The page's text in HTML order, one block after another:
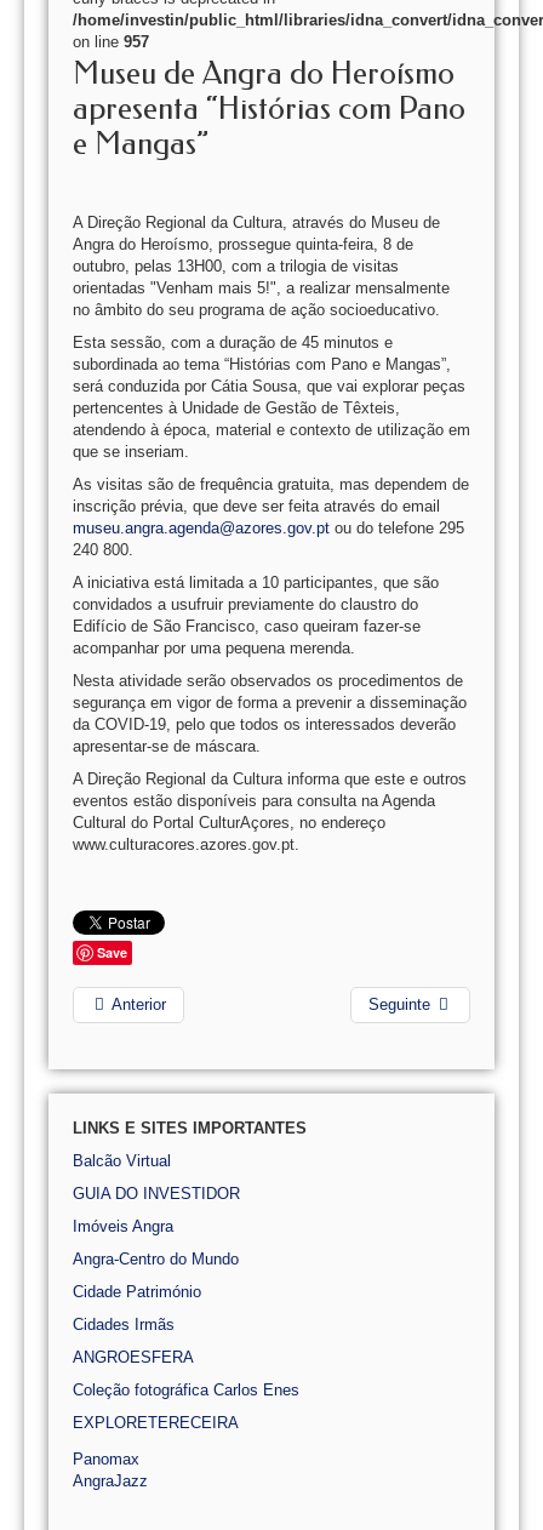
/home/investin/public_html/libraries/idna_convert/
on line 957
Museu de Angra do Heroísmo
apresenta “Histórias com Pano
e Mangas”
A Direção Regional da Cultura, através do Museu de
Angra do Heroísmo, prossegue quinta-feira, 8 de
outubro, pelas 13H00, com a trilogia de visitas
orientadas "Venham mais 5!", a realizar mensalmente
no âmbito do seu programa de ação socioeducativo.
Esta sessão, com a duração de 45 minutos e
subordinada ao tema “Histórias com Pano e Mangas”,
será conduzida por Cátia Sousa, que vai explorar peças
pertencentes à Unidade de Gestão de Têxteis,
atendendo à época, material e contexto de utilização em
que se inseriam.
As visitas são de frequência gratuita, mas dependem de
inscrição prévia, que deve ser feita através do email
museu.angra.agenda@azores.gov.pt ou do telefone 295
240 800.
A iniciativa está limitada a 10 participantes, que são
convidados a usufruir previamente do claustro do
Edifício de São Francisco, caso queiram fazer-se
acompanhar por uma pequena merenda.
Nesta atividade serão observados os procedimentos de
segurança em vigor de forma a prevenir a disseminação
da COVID-19, pelo que todos os interessados deverão
apresentar-se de máscara.
A Direção Regional da Cultura informa que este e outros
eventos estão disponíveis para consulta na Agenda
Cultural do Portal CulturAçores, no endereço
www.culturacores.azores.gov.pt.
Save
Anterior Seguinte
LINKS E SITES IMPORTANTES
Balcão Virtual
GUIA DO INVESTIDOR
Imóveis Angra
Angra-Centro do Mundo
Cidade Património
Cidades Irmãs
ANGROESFERA
Coleção fotográfica Carlos Enes
EXPLORETERECEIRA
Panomax
AngraJazz